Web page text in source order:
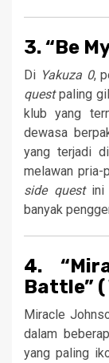
3. “Be
Di Yakuza 0,
questpaling
klub yang
dewasa
yang terjadi
melawan pria-
side questini
banyak
4.
Battle” (
Miracle
dalam
yang paling